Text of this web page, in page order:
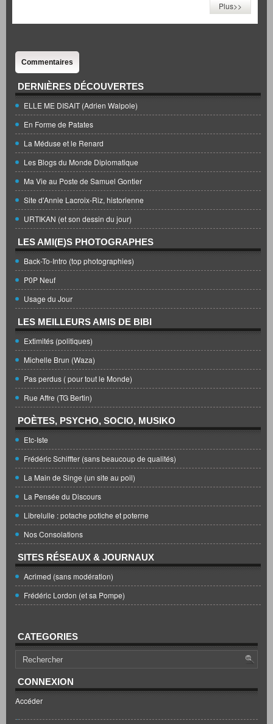
Plus>>
Commentaires
DERNIÈRES DÉCOUVERTES
ELLE ME DISAIT (Adrien Walpole)
En Forme de Patates
La Méduse et le Renard
Les Blogs du Monde Diplomatique
Ma Vie au Poste de Samuel Gontier
Site d'Annie Lacroix-Riz, historienne
URTIKAN (et son dessin du jour)
LES AMI(E)S PHOTOGRAPHES
Back-To-Intro (top photographies)
P0P Neuf
Usage du Jour
LES MEILLEURS AMIS DE BIBI
Extimités (politiques)
Michelle Brun (Waza)
Pas perdus ( pour tout le Monde)
Rue Affre (TG Bertin)
POÈTES, PSYCHO, SOCIO, MUSIKO
Etc-Iste
Frédéric Schiffter (sans beaucoup de qualités)
La Main de Singe (un site au poil)
La Pensée du Discours
Librelulle : potache potiche et poterne
Nos Consolations
SITES RÉSEAUX & JOURNAUX
Acrimed (sans modération)
Frédéric Lordon (et sa Pompe)
CATEGORIES
CONNEXION
Accéder